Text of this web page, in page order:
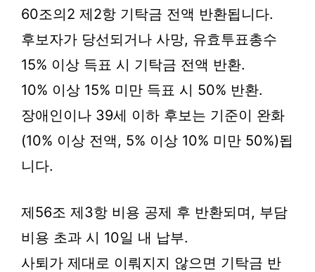
60조의2 제2항 기탁금 전액 반환됩니다.
후보자가 당선되거나 사망, 유효투표총수
15% 이상 득표 시 기탁금 전액 반환.
10% 이상 15% 미만 득표 시 50% 반환.
장애인이나 39세 이하 후보는 기준이 완화
(10% 이상 전액, 5% 이상 10% 미만 50%)됩
니다.
제56조 제3항 비용 공제 후 반환되며, 부담
비용 초과 시 10일 내 납부.
사퇴가 제대로 이뤄지지 않으면 기탁금 반